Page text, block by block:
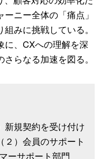
ニー全体の「痛点」
みに挑戦している。
に、CXへの理解を深
らなる加速を図る。
新規契約を受け付け
２）会員のサポート
ーサポート部門